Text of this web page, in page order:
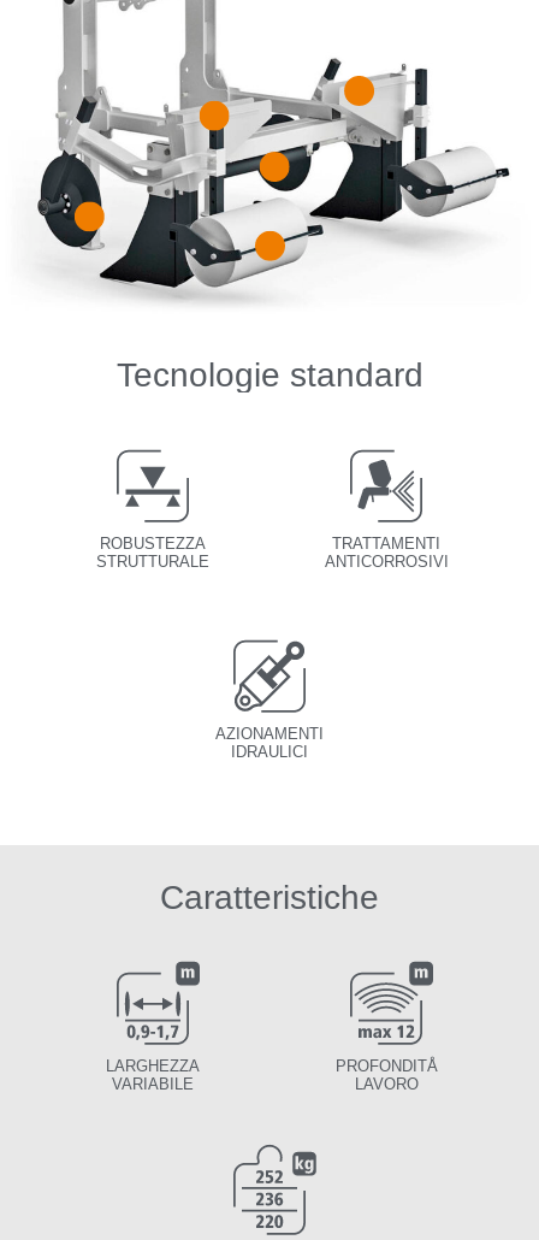
Tecnologie standard
ROBUSTEZZA
STRUTTURALE
TRATTAMENTI
ANTICORROSIVI
AZIONAMENTI
IDRAULICI
Caratteristiche
LARGHEZZA
VARIABILE
PROFONDITÅ
LAVORO